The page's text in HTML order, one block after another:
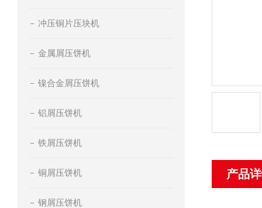
冲压铜片压块机
金属屑压饼机
镍合金屑压饼机
铝屑压饼机
铁屑压饼机
铜屑压饼机
钢屑压饼机
产品